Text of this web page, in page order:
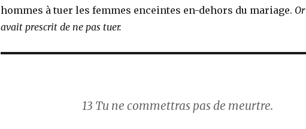
hommes à tuer les femmes enceintes en-dehors du mariage.
avait prescrit de ne pas tuer.
13 Tu ne commettras pas de meurtre.